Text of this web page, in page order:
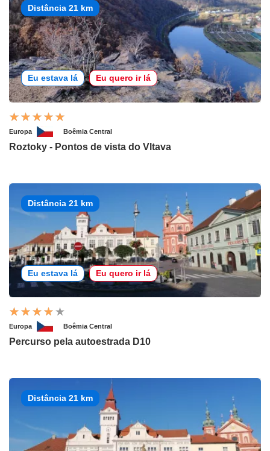
Distância 21 km
Eu estava lá Eu quero ir lá
Europa Boêmia Central
Roztoky - Pontos de vista do Vltava
Distância 21 km
Eu estava lá Eu quero ir lá
Europa Boêmia Central
Percurso pela autoestrada D10
Distância 21 km